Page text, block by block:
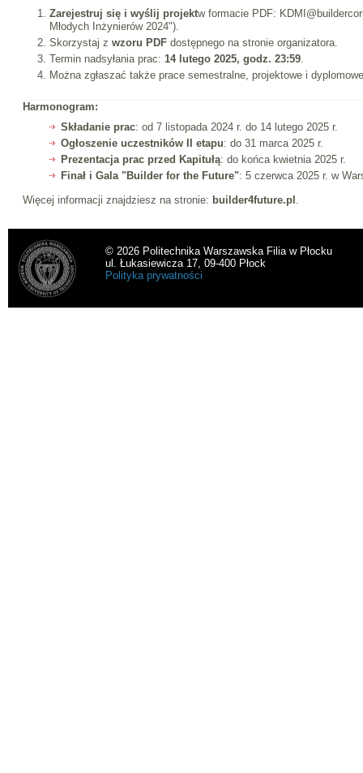
Zarejestruj się i wyślij projektw formacie PDF:
Młodych Inżynierów 2024").
Skorzystaj zwzoru PDF dostępnego na stronie organizatora.
Termin nadsyłania prac: 14 lutego 2025, godz. 23:59
Można zgłaszać także prace semestralne, projektowe i
Harmonogram:
Składanie prac: od 7 listopada 2024 r. do 14 lutego 2025 r.
Ogłoszenie uczestników II etapu: do 31 marca 2025 r.
Prezentacja prac przed Kapitułą: do końca kwietnia 2025 r.
Finał i Gala "Builder for the Future": 5 czerwca 2025 r. w
Więcej informacji znajdziesz na stronie: builder4future.pl .
© 2026 Politechnika Warszawska Filia w Płocku
ul. Łukasiewicza 17, 09-400 Płock
Polityka prywatności